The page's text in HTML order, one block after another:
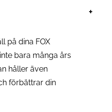
+
på dina FOX
bara många års
håller även
förbättrar din